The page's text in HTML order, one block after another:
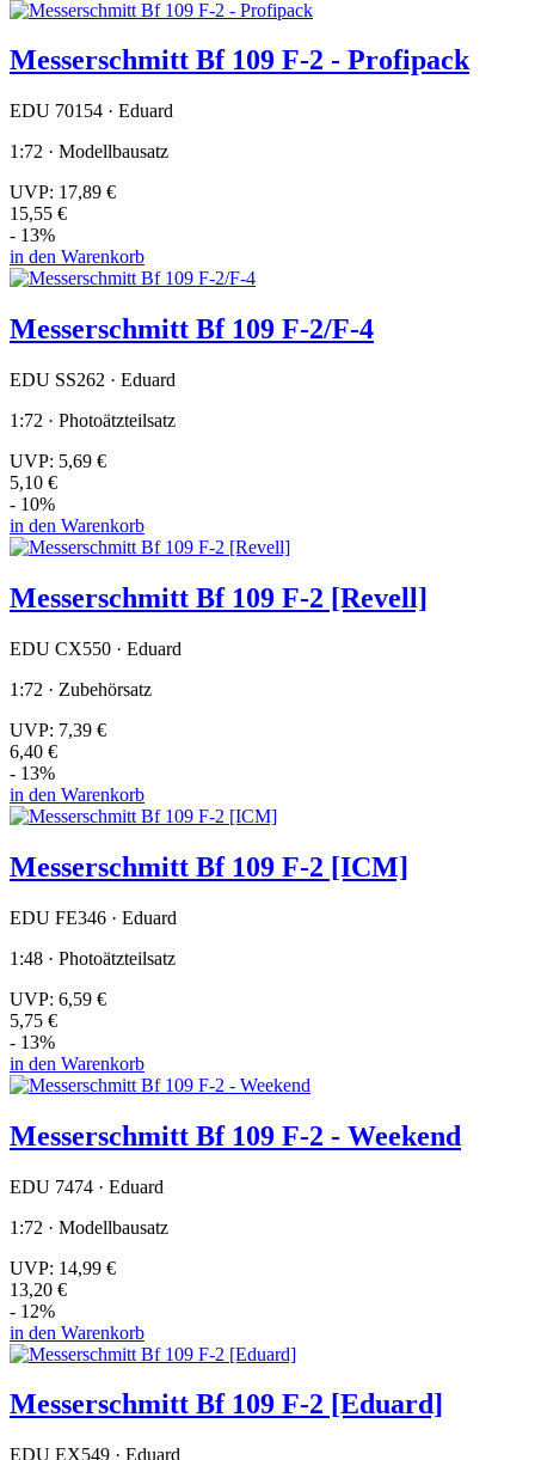
Messerschmitt Bf 109 F-2 - Profipack
EDU 70154 · Eduard
1:72 · Modellbausatz
UVP: 17,89 €
15,55 €
- 13%
in den Warenkorb
Messerschmitt Bf 109 F-2/F-4
EDU SS262 · Eduard
1:72 · Photoätzteilsatz
UVP: 5,69 €
5,10 €
- 10%
in den Warenkorb
Messerschmitt Bf 109 F-2 [Revell]
EDU CX550 · Eduard
1:72 · Zubehörsatz
UVP: 7,39 €
6,40 €
- 13%
in den Warenkorb
Messerschmitt Bf 109 F-2 [ICM]
EDU FE346 · Eduard
1:48 · Photoätzteilsatz
UVP: 6,59 €
5,75 €
- 13%
in den Warenkorb
Messerschmitt Bf 109 F-2 - Weekend
EDU 7474 · Eduard
1:72 · Modellbausatz
UVP: 14,99 €
13,20 €
- 12%
in den Warenkorb
Messerschmitt Bf 109 F-2 [Eduard]
EDU EX549 · Eduard